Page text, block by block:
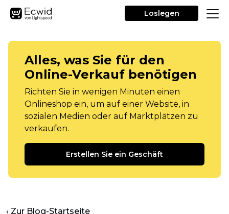
Loslegen
Alles, was Sie für den
Online-Verkauf benötigen
Richten Sie in wenigen Minuten einen
Onlineshop ein, um auf einer Website, in
sozialen Medien oder auf Marktplätzen zu
verkaufen.
Erstellen Sie ein Geschäft
‹ Zur Blog-Startseite